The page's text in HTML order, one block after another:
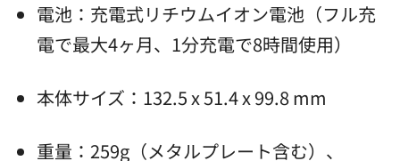
電池：充電式リチウムイオン電池（フル充
電で最大4ヶ月、1分充電で8時間使用）
本体サイズ：132.5 x 51.4 x 99.8 mm
重量：259g（メタルプレート含む）、